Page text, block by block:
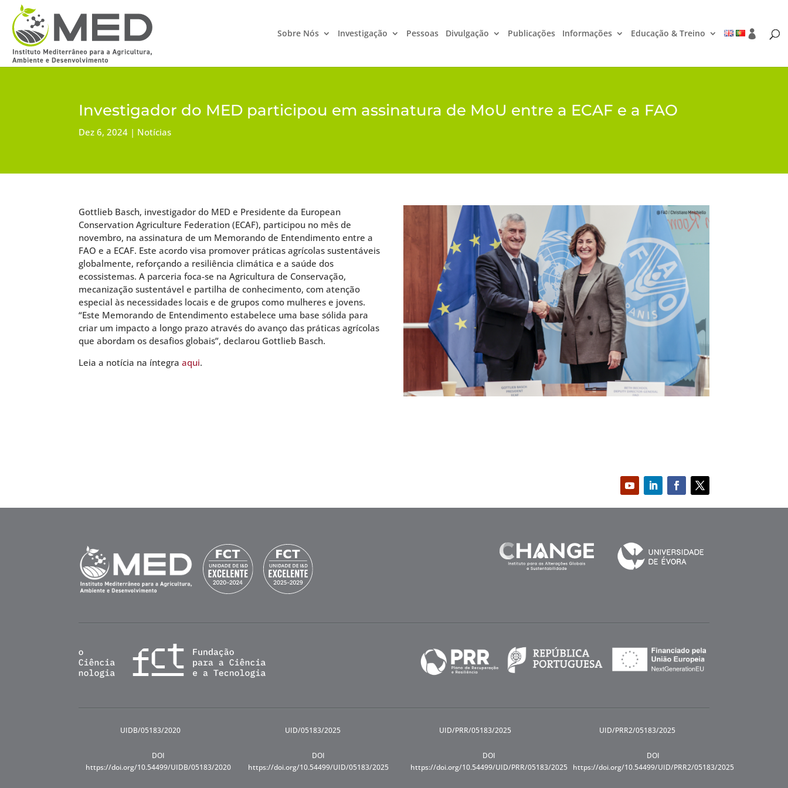
Sobre Nós Investigação Pessoas Divulgação Publicações Informações Educação & Treino
Investigador do MED participou em assinatura de MoU entre a ECAF e a FAO
Dez 6, 2024 Notícias
Gottlieb Basch, investigador do MED e Presidente da European
Conservation Agriculture Federation (ECAF), participou no mês de
novembro, na assinatura de um Memorando de Entendimento entre a
FAO e a ECAF. Este acordo visa promover práticas agrícolas sustentáveis
globalmente, reforçando a resiliência climática e a saúde dos
ecossistemas. A parceria foca-se na Agricultura de Conservação,
mecanização sustentável e partilha de conhecimento, com atenção
especial às necessidades locais e de grupos como mulheres e jovens.
“Este Memorando de Entendimento estabelece uma base sólida para
criar um impacto a longo prazo através do avanço das práticas agrícolas
que abordam os desafios globais”, declarou Gottlieb Basch.
Leia a notícia na íntegraaqui.
UIDB/05183/2020
DOI
https://doi.org/10.54499/UIDB/05183/2020
UID/05183/2025
DOI
https://doi.org/10.54499/UID/05183/2025
UID/PRR/05183/2025
DOI
https://doi.org/10.54499/UID/PRR/05183/2025
UID/PRR2/05183/2025
DOI
https://doi.org/10.54499/UID/PRR2/05183/2025